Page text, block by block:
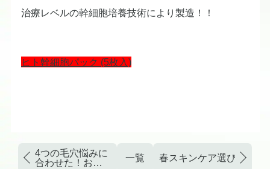
治療レベルの幹細胞培養技術により製造！！
ヒト幹細胞パック (5枚入)
4つの毛穴悩みに
合わせた！おす
一覧 春スキンケア選びのポ